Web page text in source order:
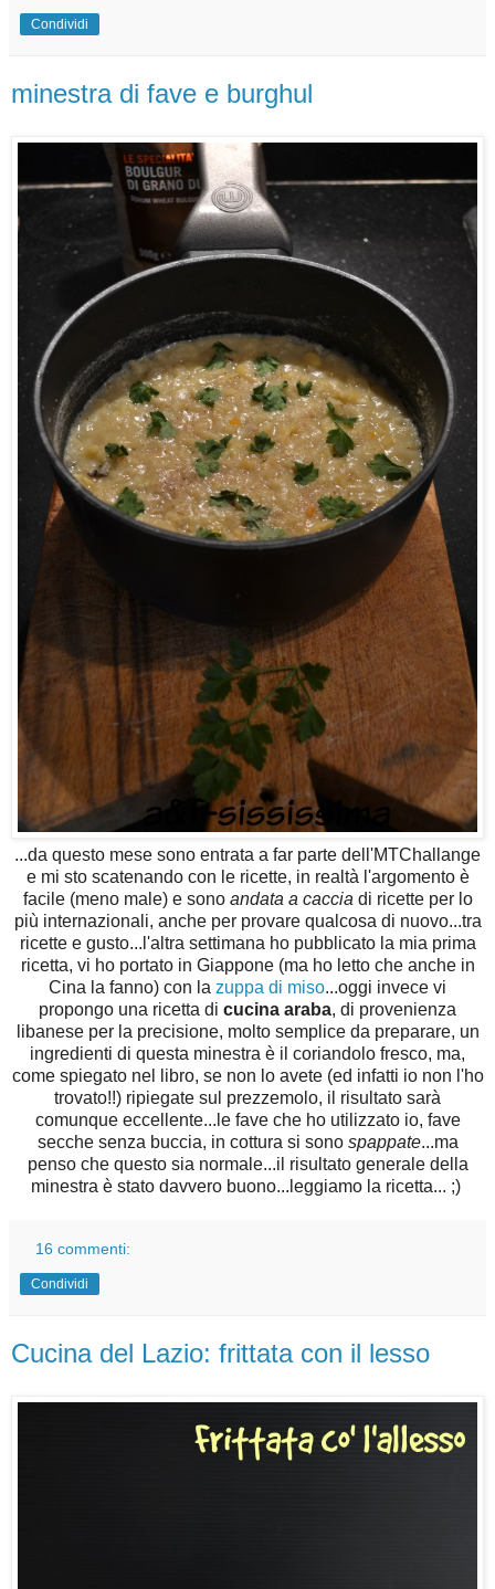
Condividi
minestra di fave e burghul
...da questo mese sono entrata a far parte dell'MTChallange
e mi sto scatenando con le ricette, in realtà l'argomento è
facile (meno male) e sono andata a caccia di ricette per lo
più internazionali, anche per provare qualcosa di nuovo...tra
ricette e gusto...l'altra settimana ho pubblicato la mia prima
ricetta, vi ho portato in Giappone (ma ho letto che anche in
Cina la fanno) con la zuppa di miso...oggi invece vi
propongo una ricetta di cucina araba, di provenienza
libanese per la precisione, molto semplice da preparare, un
ingredienti di questa minestra è il coriandolo fresco, ma,
come spiegato nel libro, se non lo avete (ed infatti io non l'ho
trovato!!) ripiegate sul prezzemolo, il risultato sarà
comunque eccellente...le fave che ho utilizzato io, fave
secche senza buccia, in cottura si sono spappate...ma
penso che questo sia normale...il risultato generale della
minestra è stato davvero buono...leggiamo la ricetta... ;)
16 commenti:
Condividi
Cucina del Lazio: frittata con il lesso